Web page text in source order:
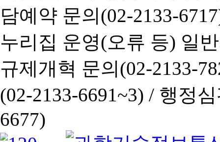
담예약 문의(02-2133-
누리집 운영(오류 등) 일
규제개혁 문의(02-2133-
(02-2133-6691~3) / 행정심
6677)